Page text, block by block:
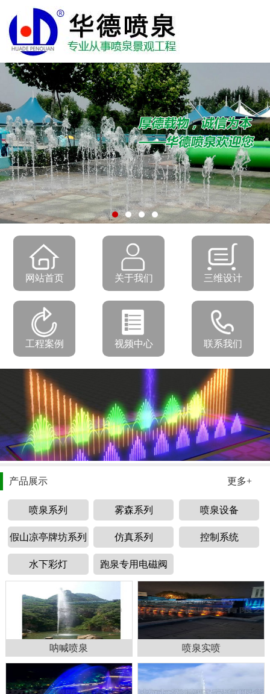
1 2 3 4
网站首页 关于我们 三维设计
工程案例 视频中心 联系我们
产品展示 更多+
喷泉系列 雾森系列 喷泉设备
假山凉亭牌坊系列 仿真系列 控制系统
水下彩灯 跑泉专用电磁阀
呐喊喷泉 喷泉实喷